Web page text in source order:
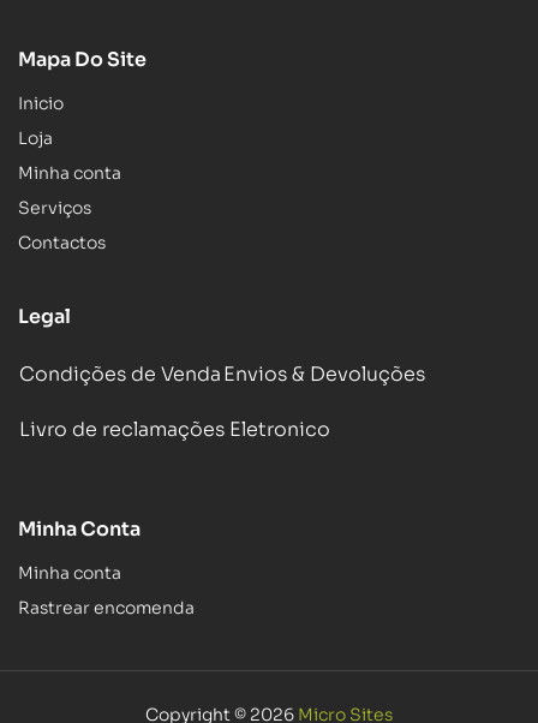
Mapa Do Site
Inicio
Loja
Minha conta
Serviços
Contactos
Legal
Condições de VendaEnvios & Devoluções
Livro de reclamações Eletronico
Minha Conta
Minha conta
Rastrear encomenda
Copyright © 2026 Micro Sites